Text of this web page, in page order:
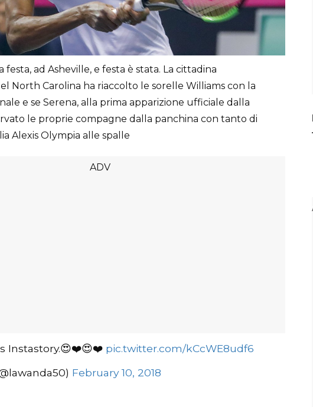
festa, ad Asheville, e festa è stata. La cittadina
North Carolina ha riaccolto le sorelle Williams con la
e se Serena, alla prima apparizione ufficiale dalla
le proprie compagne dalla panchina con tanto di
Alexis Olympia alle spalle
Instastory.😍❤️😍❤️ pic.twitter.com/kCcWE8udf6
February 10, 2018